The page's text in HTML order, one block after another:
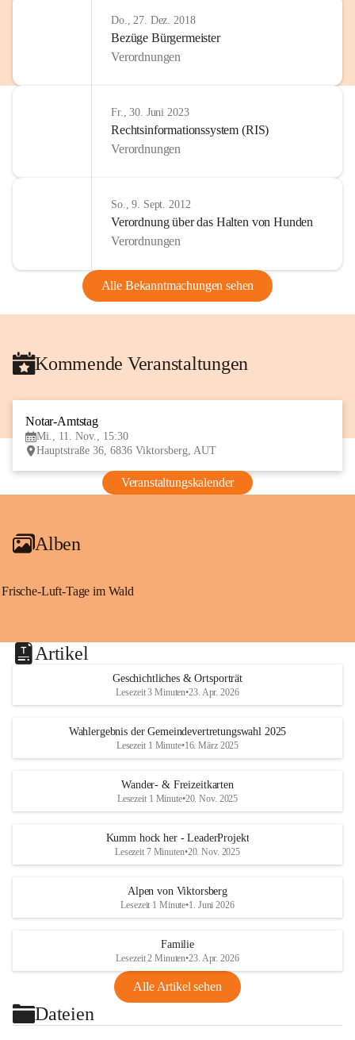
Do., 27. Dez. 2018
Bezüge Bürgermeister
Verordnungen
Fr., 30. Juni 2023
Rechtsinformationssystem (RIS)
Verordnungen
So., 9. Sept. 2012
Verordnung über das Halten von Hunden
Verordnungen
Alle Bekanntmachungen sehen
Kommende Veranstaltungen
Notar-Amtstag
Mi., 11. Nov., 15:30
Hauptstraße 36, 6836 Viktorsberg, AUT
Veranstaltungskalender
Alben
Frische-Luft-Tage im Wald
Artikel
Geschichtliches & Ortsporträt
Lesezeit 3 Minuten•23. Apr. 2026
Wahlergebnis der Gemeindevertretungswahl 2025
Lesezeit 1 Minute•16. März 2025
Wander- & Freizeitkarten
Lesezeit 1 Minute•20. Nov. 2025
Kumm hock her - LeaderProjekt
Lesezeit 7 Minuten•20. Nov. 2025
Alpen von Viktorsberg
Lesezeit 1 Minute•1. Juni 2026
Familie
Lesezeit 2 Minuten•23. Apr. 2026
Alle Artikel sehen
Dateien